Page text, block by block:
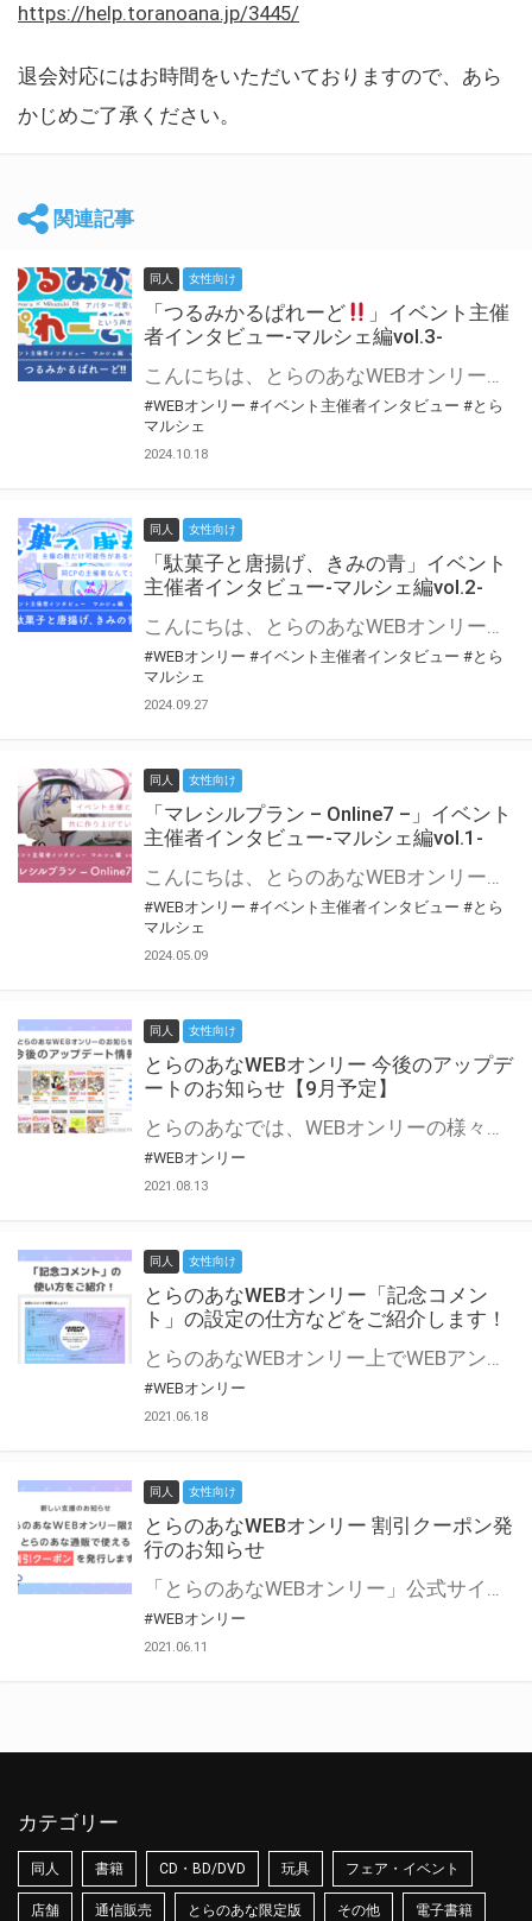
https://help.toranoana.jp/3445/
退会対応にはお時間をいただいておりますので、あら
かじめご了承ください。
関連記事
同人 女性向け
「つるみかるぱれーど
」イベント主催
者インタビュー-マルシェ編vol.3-
こんにちは、とらのあなWEBオンリー運営スタッフです。 新たにお届けする、イベント主催者インタビュー-マルシェ編-は、 とらのあなWEBオンリー「マルシェ」をご利用した主催様に 「マルシェ」を使って開催した感想や心がけをお聞きする企画です。 今回は、WEBオンリー初開催「つるみかるぱれーど
#WEBオンリー #イベント主催者インタビュー #とら
マルシェ
2024.10.18
同人 女性向け
「駄菓子と唐揚げ、きみの青」イベント
主催者インタビュー-マルシェ編vol.2-
こんにちは、とらのあなWEBオンリー運営スタッフです。 新たにお届けする、イベント主催者インタビュー-マルシェ編-は、 とらのあなWEBオンリー「マルシェ」をご利用の主催様に 「マルシェ」を使ってイベントを開催した感想や心がけをお聞きする企画です。 今回は、WEBオンリー初開催「駄菓子と唐揚げ、きみの青」より、 主催のぎこ六屋様にお話を伺いました。 協力：ぎこ六屋様／イベント公式Twitter（@krkgwks） とらのあなWEBオンリー「マルシェ」とは？ WEBオンリーでリアルタイムでコミュニケーションがとれるオンライン会場です。
#WEBオンリー #イベント主催者インタビュー #とら
マルシェ
2024.09.27
同人 女性向け
「マレシルプラン – Online7 –」イベント
主催者インタビュー-マルシェ編vol.1-
こんにちは、とらのあなWEBオンリー運営スタッフです。 新たにお届けする、イベント主催者インタビュー-マルシェ編-は、 とらのあなWEBオンリー「マルシェ」をご利用した主催様に 「マルシェ」を使って開催した感想や心がけをお聞きする企画です。 今回は、WEBオンリー開催7回目迎えた「マレシルプラン – Online7 –」より、 主催の玉川うた様にお話を伺いました。 ▼マレシルプランのインタビュー前回記事 「イベント主催者インタビュー vol.6」はこちら 協力：玉川うた様（マレシルプラン実行委員会 代表）／イベント公式Twitter（@mallesil_plan） とらのあなWEBオンリー「マルシェ」とは？ WEBオンリーでリアルタイムでコミュニケーションがとれるオンライン会場です。
#WEBオンリー #イベント主催者インタビュー #とら
マルシェ
2024.05.09
同人 女性向け
とらのあなWEBオンリー 今後のアップデ
ートのお知らせ【9月予定】
とらのあなでは、WEBオンリーの様々な支援を実施しています。 今回は2021年9月に実装を予定しているアップデート情報についてご紹介いたします。 とらのあなWEBオンリーサイトはこちら
#WEBオンリー
2021.08.13
同人 女性向け
とらのあなWEBオンリー「記念コメン
ト」の設定の仕方などをご紹介します！
とらのあなWEBオンリー上でWEBアンソロジーが作成できる「記念コメント」について、その使い方や作成手順を解説します！ 支援タイプを「サークル参加型」「サークル参加型・マルシェ(イベント会場)機能付き」でお申し込みいただいている主催者様はぜひご活用ください♪ とらのあなWEBオンリーサイトはこちら
#WEBオンリー
2021.06.18
同人 女性向け
とらのあなWEBオンリー 割引クーポン発
行のお知らせ
「とらのあなWEBオンリー」公式サイトでとらのあな通販の「割引クーポン」を配布中！ イベントごとに開催当日限定で使える割引クーポンのシリアルコードを発行します。 とらのあなWEBオンリーのページをチェックして、イベント当日にお得にお買い物を楽しみましょう♪ ※本キャンペーンは予告なく終了する場合がございます。 とらのあなWEBオンリーサイトはこちら
#WEBオンリー
2021.06.11
カテゴリー
同人 書籍 CD・BD/DVD 玩具 フェア・イベント
店舗 通信販売 とらのあな限定版 その他 電子書籍